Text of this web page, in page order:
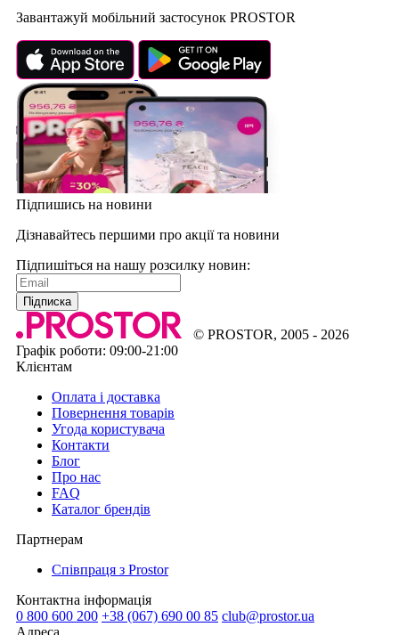
Завантажуй мобільний застосунок PROSTOR
Підпишись на новини
Дізнавайтесь першими про акції та новини
Підпишіться на нашу розсилку новин:
Підписка
© PROSTOR, 2005 - 2026
Графік роботи: 09:00-21:00
Клієнтам
Оплата і доставка
Повернення товарів
Угода користувача
Контакти
Блог
Про нас
FAQ
Каталог брендів
Партнерам
Співпраця з Prostor
Контактна інформація
0 800 600 200 +38 (067) 690 00 85 club@prostor.ua
Адреса